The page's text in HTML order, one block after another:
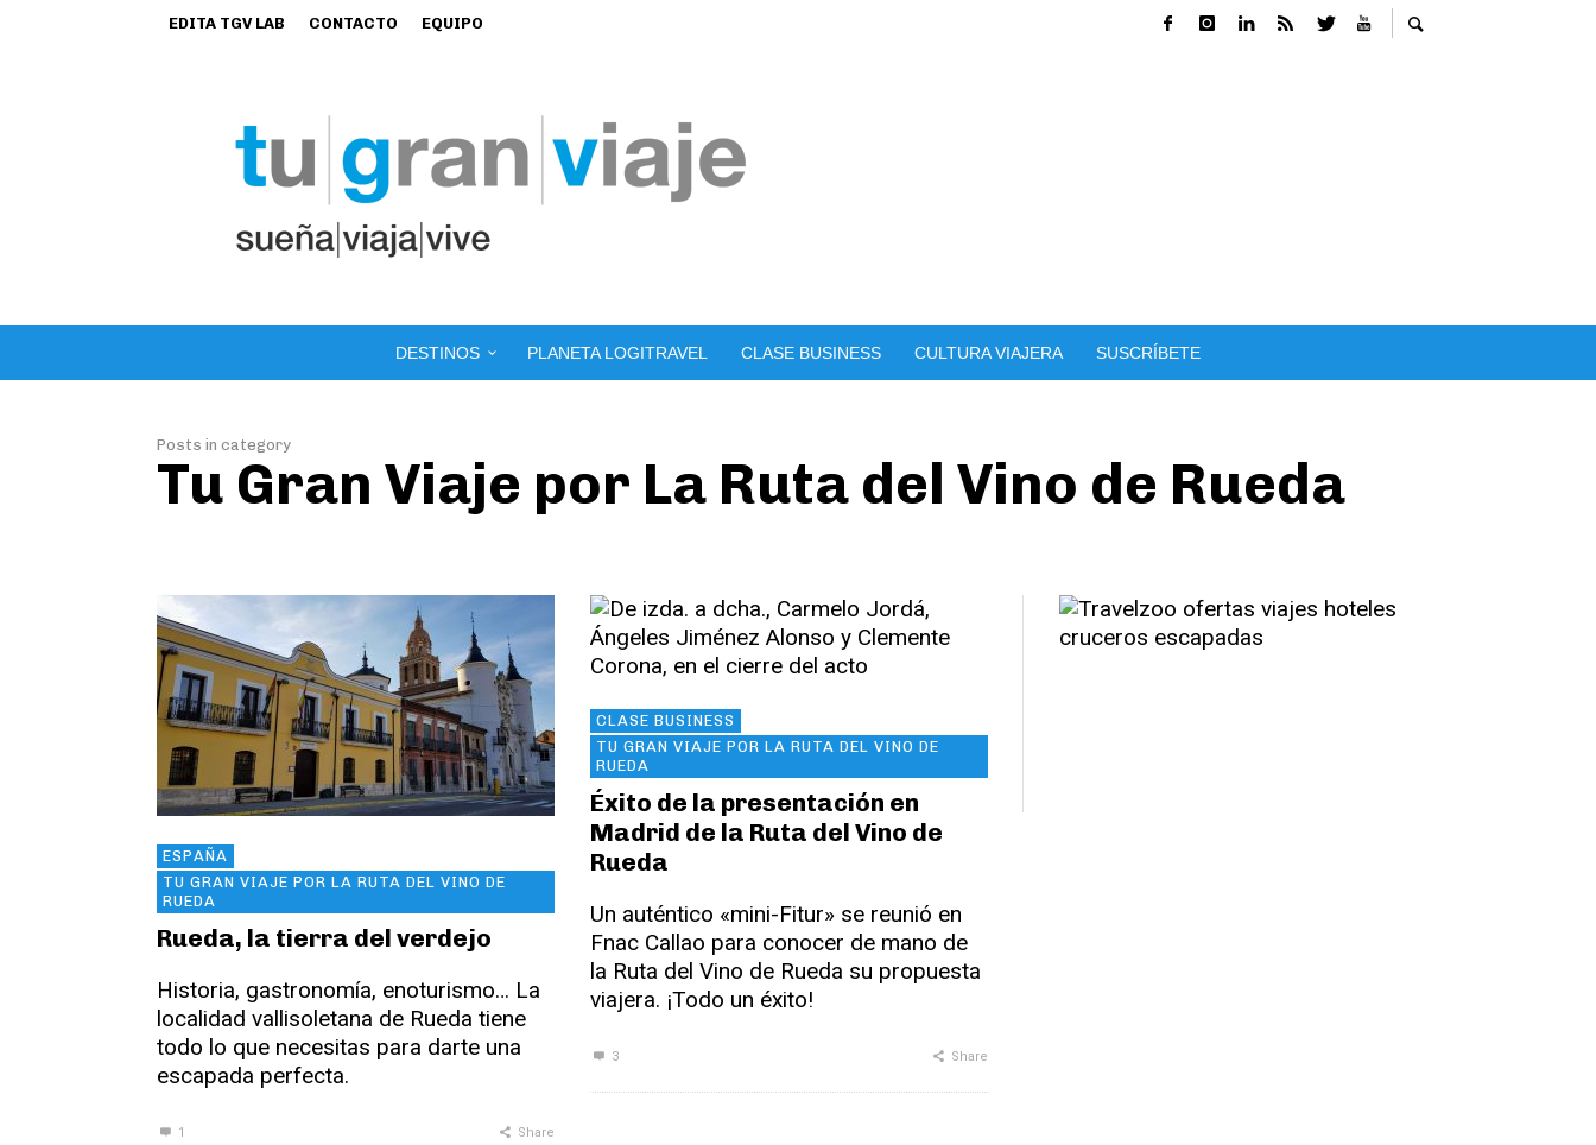
EDITA TGV LAB CONTACTO EQUIPO
DESTINOS PLANETA LOGITRAVEL CLASE BUSINESS CULTURA VIAJERA SUSCRÍBETE
Posts in category
Tu Gran Viaje por La Ruta del Vino de Rueda
ESPAÑA
TU GRAN VIAJE POR LA RUTA DEL VINO DE
RUEDA
Rueda, la tierra del verdejo
Historia, gastronomía, enoturismo… La
localidad vallisoletana de Rueda tiene
todo lo que necesitas para darte una
escapada perfecta.
1 Share
CLASE BUSINESS
TU GRAN VIAJE POR LA RUTA DEL VINO DE
RUEDA
Éxito de la presentación en
Madrid de la Ruta del Vino de
Rueda
Un auténtico «mini-Fitur» se reunió en
Fnac Callao para conocer de mano de
la Ruta del Vino de Rueda su propuesta
viajera. ¡Todo un éxito!
3 Share